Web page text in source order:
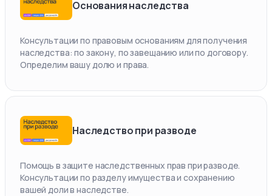
Основания наследства
Консультации по правовым основаниям для получения
наследства: по закону, по завещанию или по договору.
Определим вашу долю и права.
Наследство при разводе
Помощь в защите наследственных прав при разводе.
Консультации по разделу имущества и сохранению
вашей доли в наследстве.